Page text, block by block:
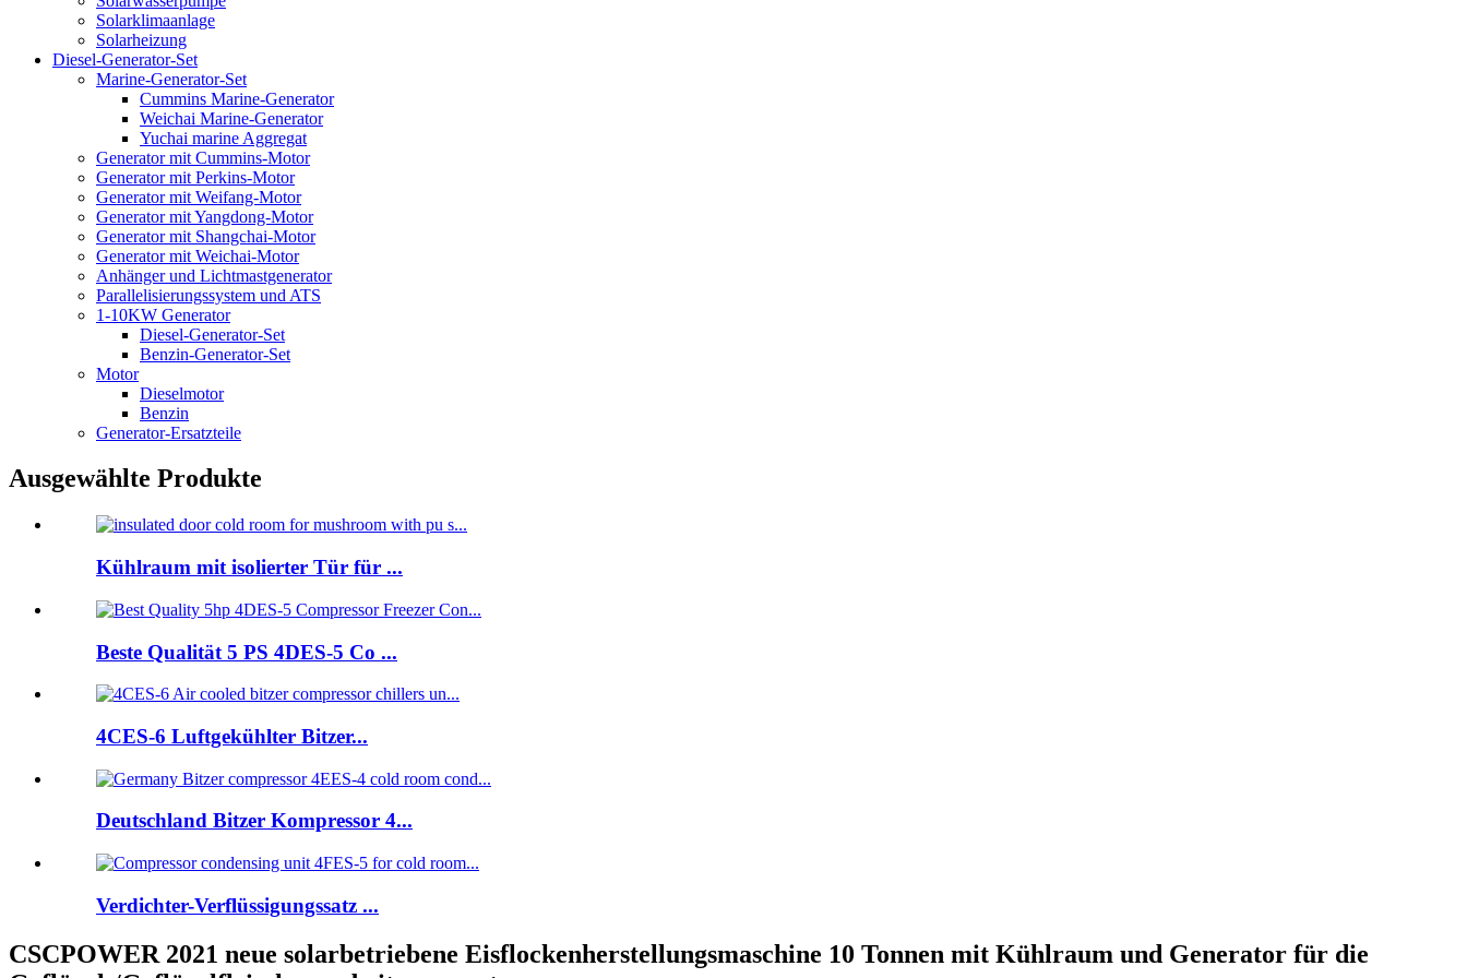
Solarklimaanlage
Solarheizung
Diesel-Generator-Set
Marine-Generator-Set
Cummins Marine-Generator
Weichai Marine-Generator
Yuchai marine Aggregat
Generator mit Cummins-Motor
Generator mit Perkins-Motor
Generator mit Weifang-Motor
Generator mit Yangdong-Motor
Generator mit Shangchai-Motor
Generator mit Weichai-Motor
Anhänger und Lichtmastgenerator
Parallelisierungssystem und ATS
1-10KW Generator
Diesel-Generator-Set
Benzin-Generator-Set
Motor
Dieselmotor
Benzin
Generator-Ersatzteile
Ausgewählte Produkte
Kühlraum mit isolierter Tür für ...
Beste Qualität 5 PS 4DES-5 Co ...
4CES-6 Luftgekühlter Bitzer...
Deutschland Bitzer Kompressor 4...
Verdichter-Verflüssigungssatz ...
CSCPOWER 2021 neue solarbetriebene Eisflockenherstellungsmaschine 10 Tonnen mit Kühlraum und Generator für die